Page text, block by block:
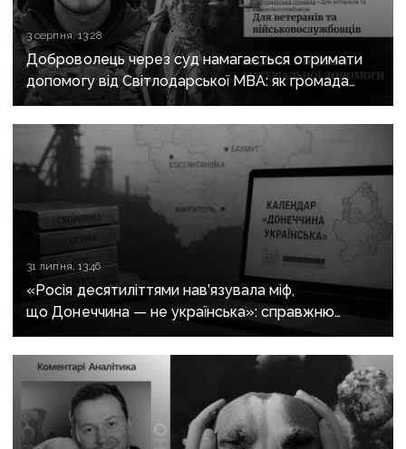
3 серпня, 13:28
Доброволець через суд намагається отримати
допомогу від Світлодарської МВА: як громада
руйнує довіру до влади
31 липня, 13:46
«Росія десятиліттями нав’язувала міф,
що Донеччина — не українська»: справжню
історію регіону зберуть в унікальному календарі